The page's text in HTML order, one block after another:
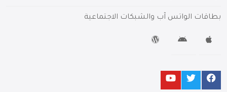
بطاقات الواتس آب والشبكات الاجتماعية